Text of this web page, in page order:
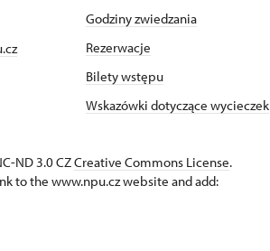
Godziny zwiedzania
Rezerwacje
Bilety wstępu
Wskazówki dotyczące wycieczek
ND 3.0 CZCreative Commons License.
to the www.npu.cz website and add: